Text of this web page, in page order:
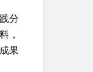
分
，
果